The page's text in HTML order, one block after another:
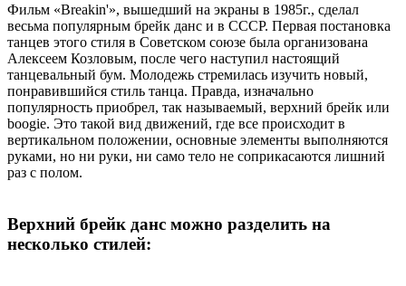
Фильм «Breakin'», вышедший на экраны в 1985г., сделал
весьма популярным брейк данс и в СССР. Первая постановка
танцев этого стиля в Советском союзе была организована
Алексеем Козловым, после чего наступил настоящий
танцевальный бум. Молодежь стремилась изучить новый,
понравившийся стиль танца. Правда, изначально
популярность приобрел, так называемый, верхний брейк или
boogie. Это такой вид движений, где все происходит в
вертикальном положении, основные элементы выполняются
руками, но ни руки, ни само тело не соприкасаются лишний
раз с полом.
Верхний брейк данс можно разделить на
несколько стилей: